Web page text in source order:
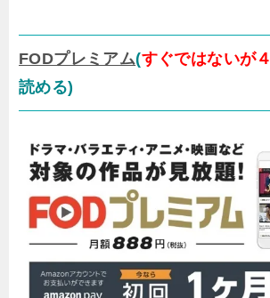
FODプレミアム(すぐではないが４
読める)